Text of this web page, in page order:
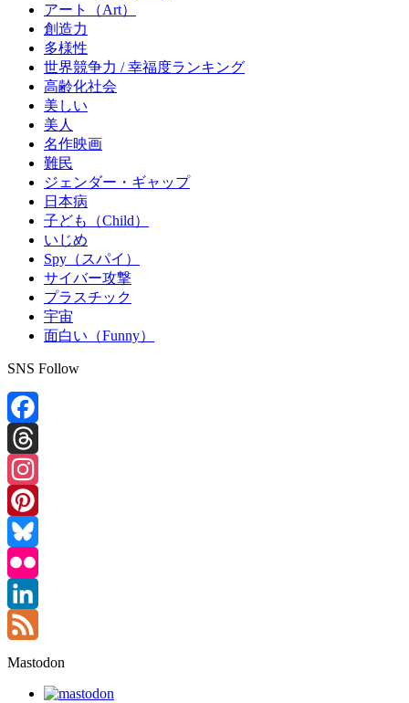
アート（Art）
創造力
多様性
世界競争力 / 幸福度ランキング
高齢化社会
美しい
美人
名作映画
難民
ジェンダー・ギャップ
日本病
子ども（Child）
いじめ
Spy（スパイ）
サイバー攻撃
プラスチック
宇宙
面白い（Funny）
SNS Follow
Facebook
Threads
Instagram
Pinterest
Bluesky
Flickr
LinkedIn
Feed
Mastodon